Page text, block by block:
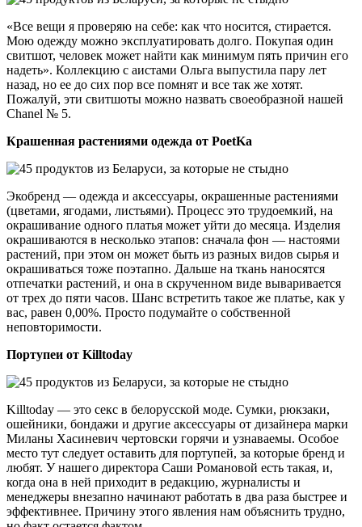
«Все вещи я проверяю на себе: как что носится, стирается.
Мою одежду можно эксплуатировать долго. Покупая один
свитшот, человек может найти как минимум пять причин его
надеть». Коллекцию с аистами Ольга выпустила пару лет
назад, но ее до сих пор все помнят и все так же хотят.
Пожалуй, эти свитшоты можно назвать своеобразной нашей
Chanel № 5.
Крашенная растениями одежда от PoetKa
Экобренд — одежда и аксессуары, окрашенные растениями
(цветами, ягодами, листьями). Процесс это трудоемкий, на
окрашивание одного платья может уйти до месяца. Изделия
окрашиваются в несколько этапов: сначала фон — настоями
растений, при этом он может быть из разных видов сырья и
окрашиваться тоже поэтапно. Дальше на ткань наносятся
отпечатки растений, и она в скрученном виде вываривается
от трех до пяти часов. Шанс встретить такое же платье, как у
вас, равен 0,00%. Просто подумайте о собственной
неповторимости.
Портупеи от Killtoday
Killtoday — это секс в белорусской моде. Сумки, рюкзаки,
ошейники, бондажи и другие аксессуары от дизайнера марки
Миланы Хасиневич чертовски горячи и узнаваемы. Особое
место тут следует оставить для портупей, за которые бренд и
любят. У нашего директора Саши Романовой есть такая, и,
когда она в ней приходит в редакцию, журналисты и
менеджеры внезапно начинают работать в два раза быстрее и
эффективнее. Причину этого явления нам объяснить трудно,